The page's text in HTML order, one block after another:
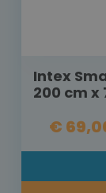
Intex
200 cm x
€